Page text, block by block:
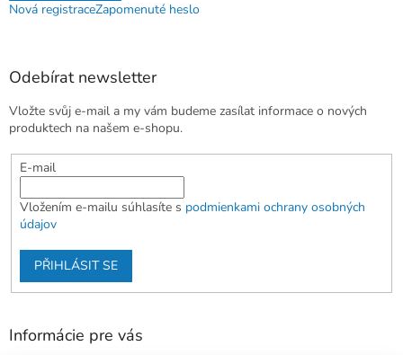
Nová registraceZapomenuté heslo
Odebírat newsletter
Vložte svůj e-mail a my vám budeme zasílat informace o nových
produktech na našem e-shopu.
E-mail
Vložením e-mailu súhlasíte s podmienkami ochrany osobných
údajov
PŘIHLÁSIT SE
Informácie pre vás